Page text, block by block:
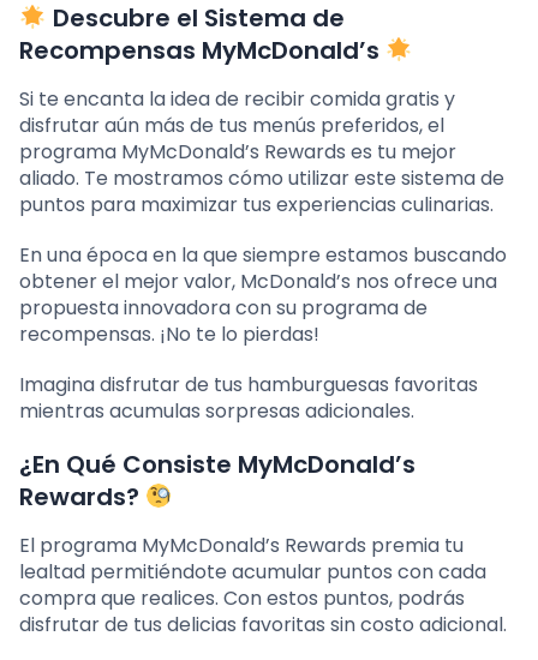
Descubre el Sistema de
Recompensas MyMcDonald’s
Si te encanta la idea de recibir comida gratis y
disfrutar aún más de tus menús preferidos, el
programa MyMcDonald’s Rewards es tu mejor
aliado. Te mostramos cómo utilizar este sistema de
puntos para maximizar tus experiencias culinarias.
En una época en la que siempre estamos buscando
obtener el mejor valor, McDonald’s nos ofrece una
propuesta innovadora con su programa de
recompensas. ¡No te lo pierdas!
Imagina disfrutar de tus hamburguesas favoritas
mientras acumulas sorpresas adicionales.
¿En Qué Consiste MyMcDonald’s
Rewards?
El programa MyMcDonald’s Rewards premia tu
lealtad permitiéndote acumular puntos con cada
compra que realices. Con estos puntos, podrás
disfrutar de tus delicias favoritas sin costo adicional.